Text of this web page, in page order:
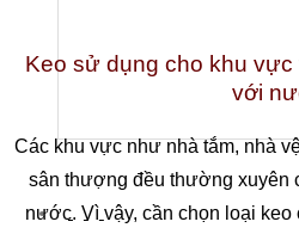
Nhà máy Sài Gòn:60/
Keo sử dụng cho khu
với
Các khu vực như nhà tắm, nhà
sân thượng đều thường xuyên
nước. Vì vậy, cần chọn loại keo